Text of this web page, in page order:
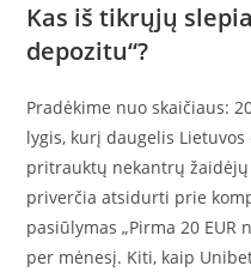
Kas iš tikrųjų
depozitu“?
Pradėkime nuo skaičiaus:
lygis, kurį daugelis
pritrauktų nekantrų žaidėjų
priverčia atsidurti prie
pasiūlymas „Pirma 20 EUR
per mėnesį. Kiti, kaip